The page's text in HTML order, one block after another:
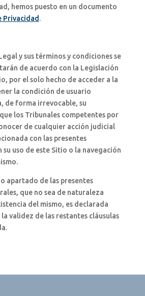
hemos puesto en un documento
Privacidad .
y sus términos y condiciones se
de acuerdo con la Legislación
por el solo hecho de acceder a la
la condición de usuario
de forma irrevocable, su
los Tribunales competentes por
de cualquier acción judicial
con las presentes
su uso de este Sitio o la navegación
apartado de las presentes
que no sea de naturaleza
del mismo, es declarada
validez de las restantes cláusulas